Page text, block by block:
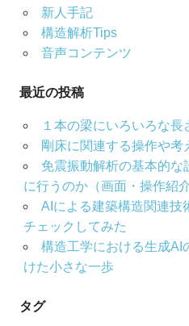
新人手記
構造解析Tips
音声コンテンツ
最近の投稿
１本の梁にいろいろな長
剛床に関連する操作や考
免震振動解析の基本的な
に行うのか（画面・操作紹介
AIによる建築構造関連技
チェックしてみた
構造工学における生成AI
けた小さな一歩
タグ